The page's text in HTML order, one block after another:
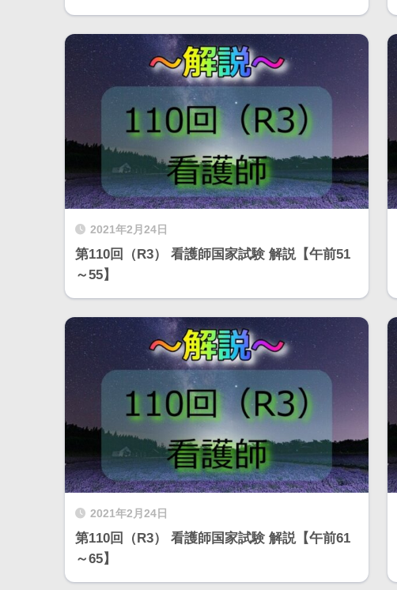
2021年2月24日
第110回（R3） 看護師国家試験 解説【午前51
～55】
2021年2月24日
第110回（R3） 看護師国家試験 解説【午前61
～65】